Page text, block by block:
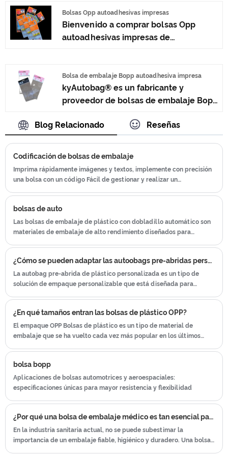
razonable. Bienvenido a contactarnos.
Bolsas Opp autoadhesivas impresas
Bienvenido a comprar bolsas Opp
autoadhesivas impresas de
horas.
Bolsa de embalaje Bopp autoadhesiva impresa
kyAutobag® es un fabricante y
proveedor de bolsas de embalaje Bopp
Tenemos muchos años de experiencia
embalaje Bopp autoadhesivas
impresas.
Blog Relacionado Reseñas
Codificación de bolsas de embalaje
Imprima rápidamente imágenes y textos, implemente con precisión
una bolsa con un código Fácil de gestionar y realizar un
bolsas de auto
Las bolsas de embalaje de plástico con dobladillo automático son
materiales de embalaje de alto rendimiento diseñados para
lo que permite un envasado rápido y preciso, y son adecuadas para
las necesidades de productos en diversas industrias.
¿Cómo se pueden adaptar las autoobags pre-abridas personalizadas de plástico para adaptarse a las necesidades de empaque únicas?
La autobag pre-abrida de plástico personalizada es un tipo de
solución de empaque personalizable que está diseñada para
¿En qué tamaños entran las bolsas de plástico OPP?
El empaque OPP Bolsas de plástico es un tipo de material de
embalaje que se ha vuelto cada vez más popular en los últimos
bolsa bopp
Aplicaciones de bolsas automotrices y aeroespaciales:
especificaciones únicas para mayor resistencia y flexibilidad
¿Por qué una bolsa de embalaje médico es tan esencial para la seguridad y esterilidad de la atención sanitaria moderna?
En la industria sanitaria actual, no se puede subestimar la
importancia de un embalaje fiable, higiénico y duradero. Una bolsa